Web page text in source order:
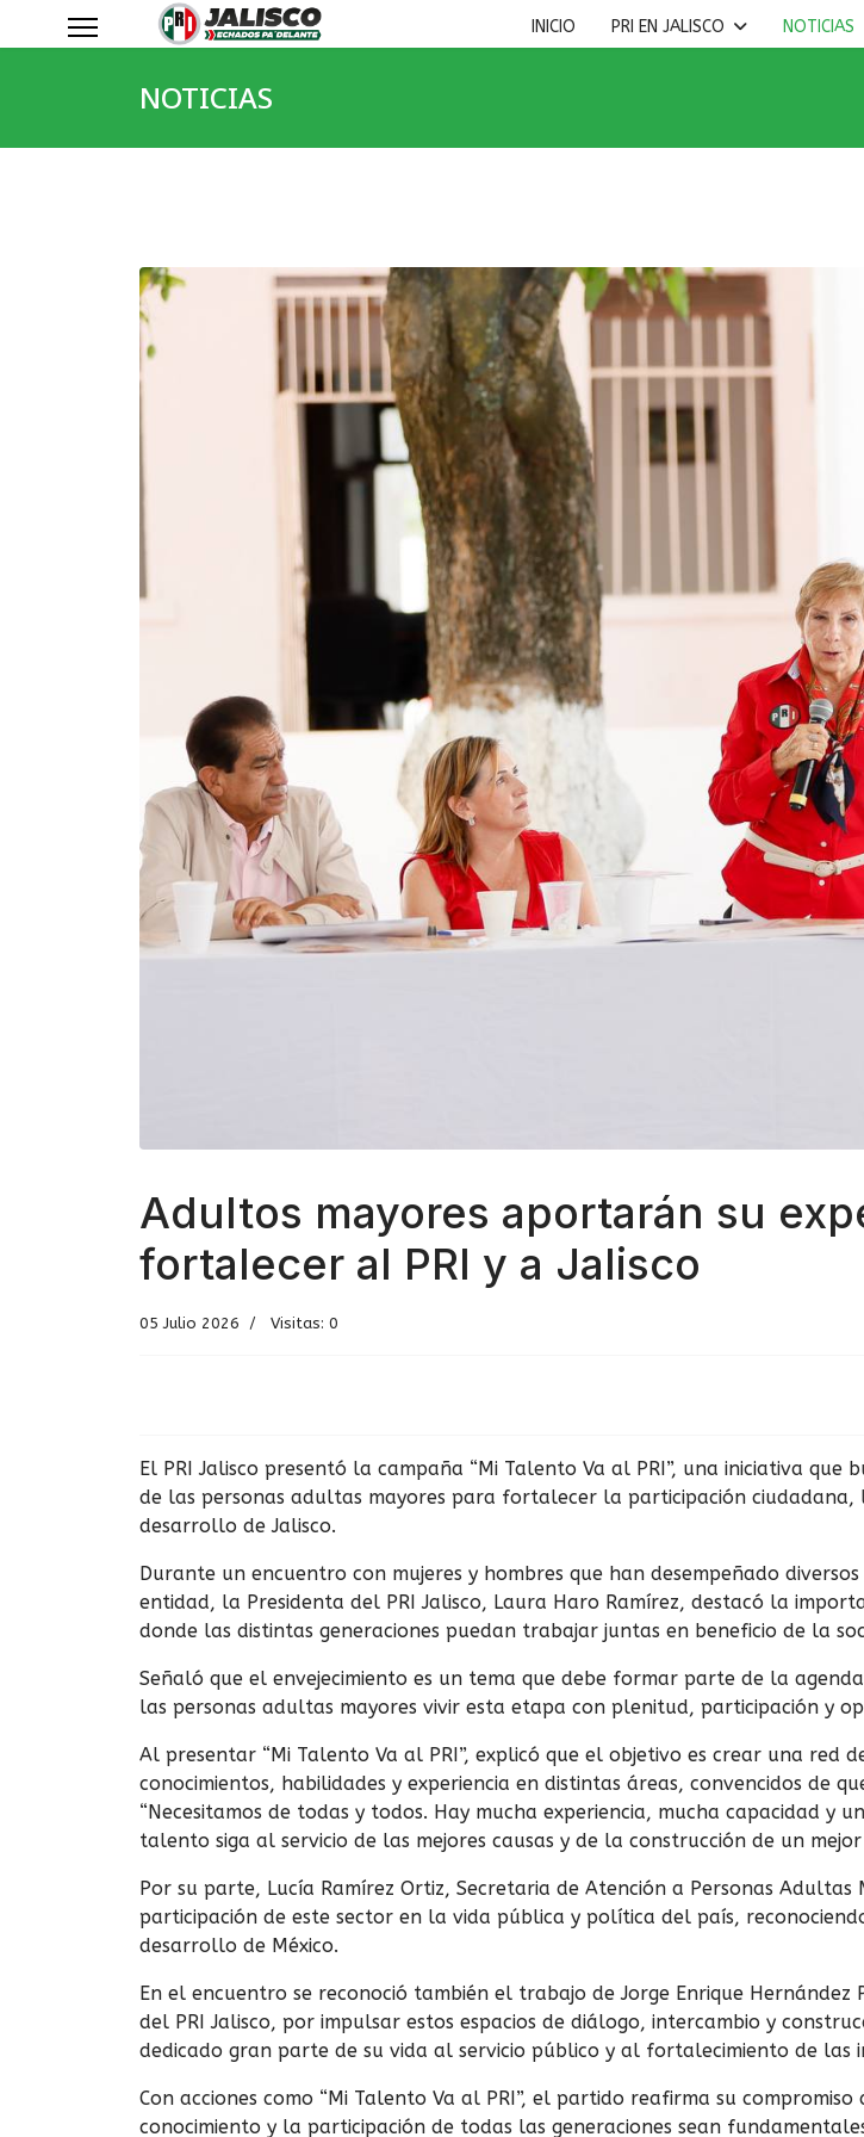
INICIO PRI EN JALISCO NOTICIAS
NOTICIAS
Adultos mayores aportarán su
fortalecer al PRI y a Jalisco
05 Julio 2026 Visitas: 0
El PRI Jalisco presentó la campaña “Mi Talento Va al PRI”, una iniciativa
de las personas adultas mayores para fortalecer la participación
desarrollo de Jalisco.
Durante un encuentro con mujeres y hombres que han desempeñado
entidad, la Presidenta del PRI Jalisco, Laura Haro Ramírez, destacó la
donde las distintas generaciones puedan trabajar juntas en beneficio de la
Señaló que el envejecimiento es un tema que debe formar parte de la
las personas adultas mayores vivir esta etapa con plenitud, participación y
Al presentar “Mi Talento Va al PRI”, explicó que el objetivo es crear una
conocimientos, habilidades y experiencia en distintas áreas, convencidos de
“Necesitamos de todas y todos. Hay mucha experiencia, mucha capacidad y
talento siga al servicio de las mejores causas y de la construcción de un mejor
Por su parte, Lucía Ramírez Ortiz, Secretaria de Atención a Personas
participación de este sector en la vida pública y política del país,
desarrollo de México.
En el encuentro se reconoció también el trabajo de Jorge Enrique
del PRI Jalisco, por impulsar estos espacios de diálogo, intercambio y
dedicado gran parte de su vida al servicio público y al fortalecimiento de las
Con acciones como “Mi Talento Va al PRI”, el partido reafirma su
conocimiento y la participación de todas las generaciones sean